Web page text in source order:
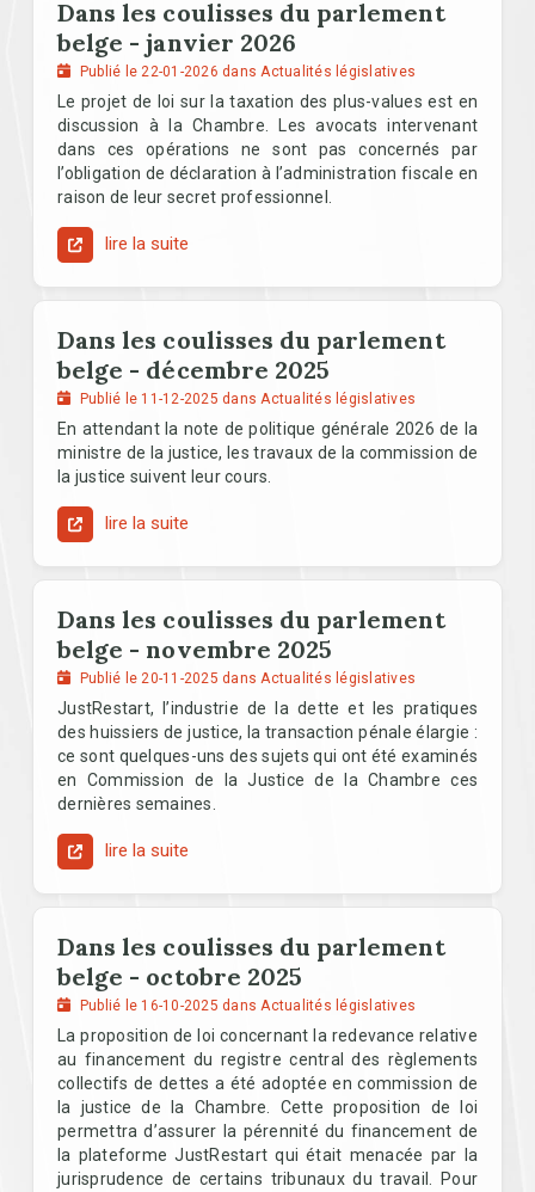
Dans les coulisses du parlement
belge - janvier 2026
Publié le 22-01-2026 dans Actualités législatives
Le projet de loi sur la taxation des plus-values est en
discussion à la Chambre. Les avocats intervenant
dans ces opérations ne sont pas concernés par
l’obligation de déclaration à l’administration fiscale en
raison de leur secret professionnel.
lire la suite
Dans les coulisses du parlement
belge - décembre 2025
Publié le 11-12-2025 dans Actualités législatives
En attendant la note de politique générale 2026 de la
ministre de la justice, les travaux de la commission de
la justice suivent leur cours.
lire la suite
Dans les coulisses du parlement
belge - novembre 2025
Publié le 20-11-2025 dans Actualités législatives
JustRestart, l’industrie de la dette et les pratiques
des huissiers de justice, la transaction pénale élargie :
ce sont quelques-uns des sujets qui ont été examinés
en Commission de la Justice de la Chambre ces
dernières semaines.
lire la suite
Dans les coulisses du parlement
belge - octobre 2025
Publié le 16-10-2025 dans Actualités législatives
La proposition de loi concernant la redevance relative
au financement du registre central des règlements
collectifs de dettes a été adoptée en commission de
la justice de la Chambre. Cette proposition de loi
permettra d’assurer la pérennité du financement de
la plateforme JustRestart qui était menacée par la
jurisprudence de certains tribunaux du travail. Pour